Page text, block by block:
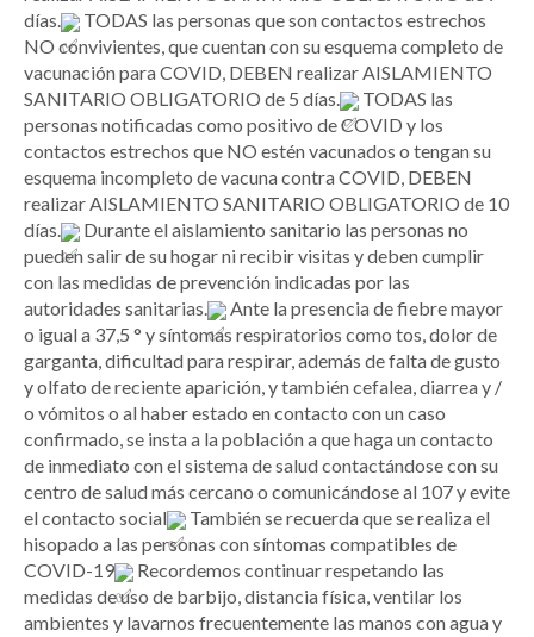
días.
TODAS las personas que son contactos estrechos
NO convivientes, que cuentan con su esquema completo de
vacunación para COVID, DEBEN realizar AISLAMIENTO
SANITARIO OBLIGATORIO de 5 días.
TODAS las
personas notificadas como positivo de COVID y los
contactos estrechos que NO estén vacunados o tengan su
esquema incompleto de vacuna contra COVID, DEBEN
realizar AISLAMIENTO SANITARIO OBLIGATORIO de 10
días.
Durante el aislamiento sanitario las personas no
pueden salir de su hogar ni recibir visitas y deben cumplir
con las medidas de prevención indicadas por las
autoridades sanitarias.
Ante la presencia de fiebre mayor
o igual a 37,5 ° y síntomas respiratorios como tos, dolor de
garganta, dificultad para respirar, además de falta de gusto
y olfato de reciente aparición, y también cefalea, diarrea y /
o vómitos o al haber estado en contacto con un caso
confirmado, se insta a la población a que haga un contacto
de inmediato con el sistema de salud contactándose con su
centro de salud más cercano o comunicándose al 107 y evite
el contacto social
También se recuerda que se realiza el
hisopado a las personas con síntomas compatibles de
COVID-19
Recordemos continuar respetando las
medidas de uso de barbijo, distancia física, ventilar los
ambientes y lavarnos frecuentemente las manos con agua y